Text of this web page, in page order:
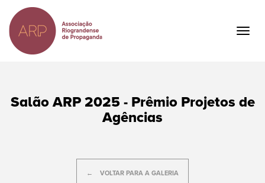
para
o
conteúdo
principal
Salão ARP 2025 - Prêmio Projetos de
Agências
VOLTAR PARA A GALERIA